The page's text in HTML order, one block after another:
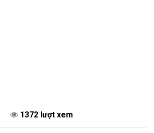
1372 lượt xem